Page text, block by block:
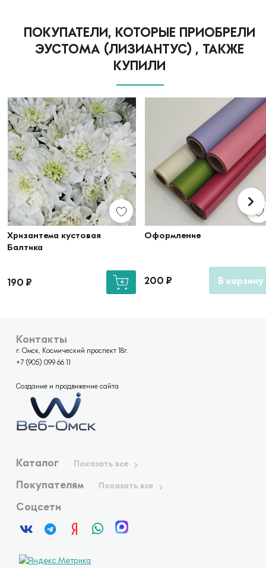
ПОКУПАТЕЛИ, КОТОРЫЕ ПРИОБРЕЛИ
ЭУСТОМА (ЛИЗИАНТУС) , ТАКЖЕ
КУПИЛИ
Хризантема кустовая
Балтика
190₽
Оформление
200₽ В корзину
Контакты
г. Омск, Космический проспект 18г.
+7 (905) 099 66 11
Создание и продвижение сайта
Каталог Показать все
Покупателям Показать все
Соцсети